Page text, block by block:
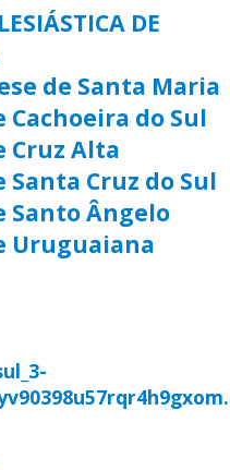
DE
de Santa Maria
Cachoeira do Sul
Cruz Alta
Santa Cruz do Sul
Santo Ângelo
Uruguaiana